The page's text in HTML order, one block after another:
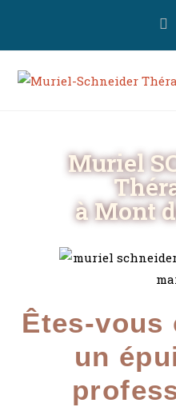
Muriel
à Mont
Êtes-vous
un